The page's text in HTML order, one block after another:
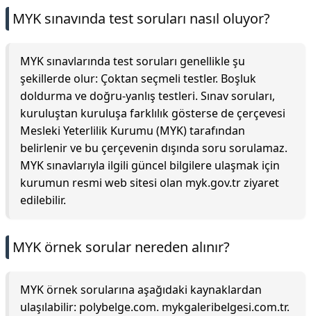
MYK sınavında test soruları nasıl oluyor?
MYK sınavlarında test soruları genellikle şu
şekillerde olur: Çoktan seçmeli testler. Boşluk
doldurma ve doğru-yanlış testleri. Sınav soruları,
kuruluştan kuruluşa farklılık gösterse de çerçevesi
Mesleki Yeterlilik Kurumu (MYK) tarafından
belirlenir ve bu çerçevenin dışında soru sorulamaz.
MYK sınavlarıyla ilgili güncel bilgilere ulaşmak için
kurumun resmi web sitesi olan myk.gov.tr ziyaret
edilebilir.
MYK örnek sorular nereden alınır?
MYK örnek sorularına aşağıdaki kaynaklardan
ulaşılabilir: polybelge.com. mykgaleribelgesi.com.tr.